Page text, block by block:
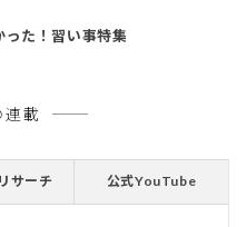
った！習い事特集
連載
サーチ 公式YouTube